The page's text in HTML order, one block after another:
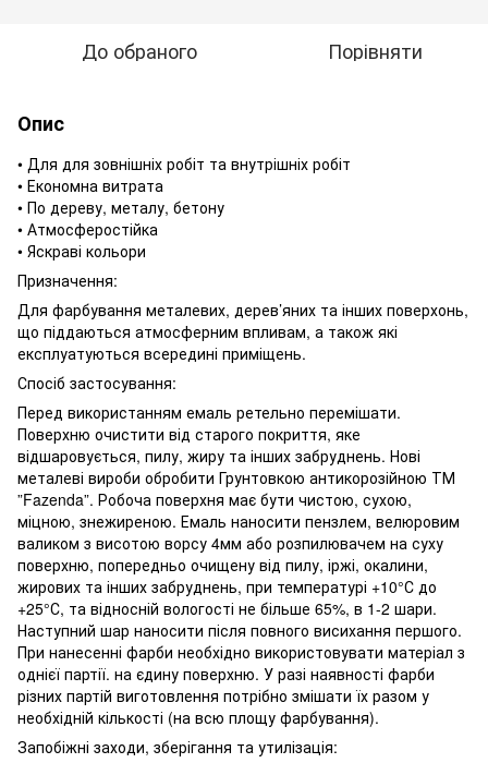
До обраного Порівняти
Опис
• Для для зовнішніх робіт та внутрішніх робіт
• Економна витрата
• По дереву, металу, бетону
• Атмосферостійка
• Яскраві кольори
Призначення:
Для фарбування металевих, дерев’яних та інших поверхонь,
що піддаються атмосферним впливам, а також які
експлуатуються всередині приміщень.
Спосіб застосування:
Перед використанням емаль ретельно перемішати.
Поверхню очистити від старого покриття, яке
відшаровується, пилу, жиру та інших забруднень. Нові
металеві вироби обробити Грунтовкою антикорозійною ТМ
”Fazenda”. Робоча поверхня має бути чистою, сухою,
міцною, знежиреною. Емаль наносити пензлем, велюровим
валиком з висотою ворсу 4мм або розпилювачем на суху
поверхню, попередньо очищену від пилу, іржі, окалини,
жирових та інших забруднень, при температурі +10°С до
+25°С, та відносній вологості не більше 65%, в 1-2 шари.
Наступний шар наносити після повного висихання першого.
При нанесенні фарби необхідно використовувати матеріал з
однієї партії. на єдину поверхню. У разі наявності фарби
різних партій виготовлення потрібно змішати їх разом у
необхідній кількості (на всю площу фарбування).
Запобіжні заходи, зберігання та утилізація: